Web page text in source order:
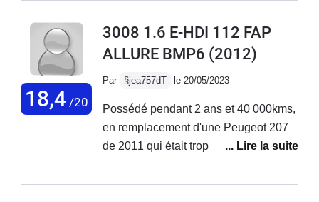
18,4/20
3008 1.6 E-HDI 112 FAP
ALLURE BMP6 (2012)
Par §jea757dT le 20/05/2023
Possédé pendant 2 ans et 40 000kms,
en remplacement d'une Peugeot 207
de 2011 qui était trop petite de coffre,
chez Peugeot qui avait 100 000kms.